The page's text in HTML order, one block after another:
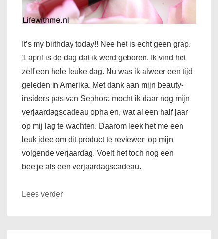
It’s my birthday today!! Nee het is echt geen grap.
1 april is de dag dat ik werd geboren. Ik vind het
zelf een hele leuke dag. Nu was ik alweer een tijd
geleden in Amerika. Met dank aan mijn beauty-
insiders pas van Sephora mocht ik daar nog mijn
verjaardagscadeau ophalen, wat al een half jaar
op mij lag te wachten. Daarom leek het me een
leuk idee om dit product te reviewen op mijn
volgende verjaardag. Voelt het toch nog een
beetje als een verjaardagscadeau.
Lees verder